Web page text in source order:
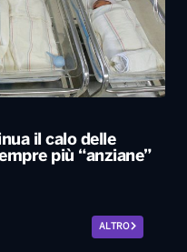
il calo delle
più “anziane”
ALTRO